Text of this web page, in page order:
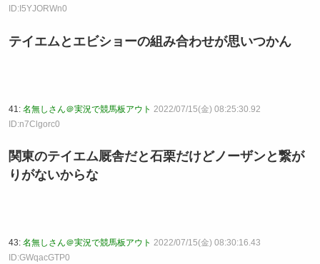
ID:I5YJORWn0
テイエムとエビショーの組み合わせが思いつかん
41: 名無しさん＠実況で競馬板アウト 2022/07/15(金) 08:25:30.92
ID:n7Clgorc0
関東のテイエム厩舎だと石栗だけどノーザンと繋が
りがないからな
43: 名無しさん＠実況で競馬板アウト 2022/07/15(金) 08:30:16.43
ID:GWqacGTP0